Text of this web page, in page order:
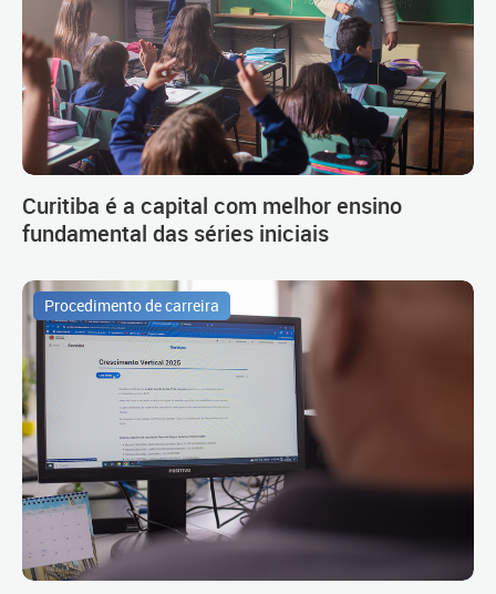
Curitiba é a capital com melhor ensino
fundamental das séries iniciais
Procedimento de carreira